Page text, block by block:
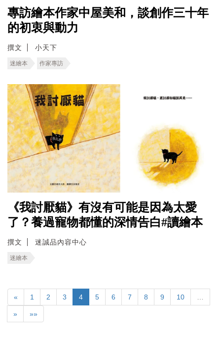
專訪繪本作家中屋美和，談創作三十年
的初衷與動力
撰文 小天下
迷繪本 作家專訪
《我討厭貓》有沒有可能是因為太愛
了？養過寵物都懂的深情告白#讀繪本
撰文 迷誠品內容中心
迷繪本
« 1 2 3 4 5 6 7 8 9 10
» »»